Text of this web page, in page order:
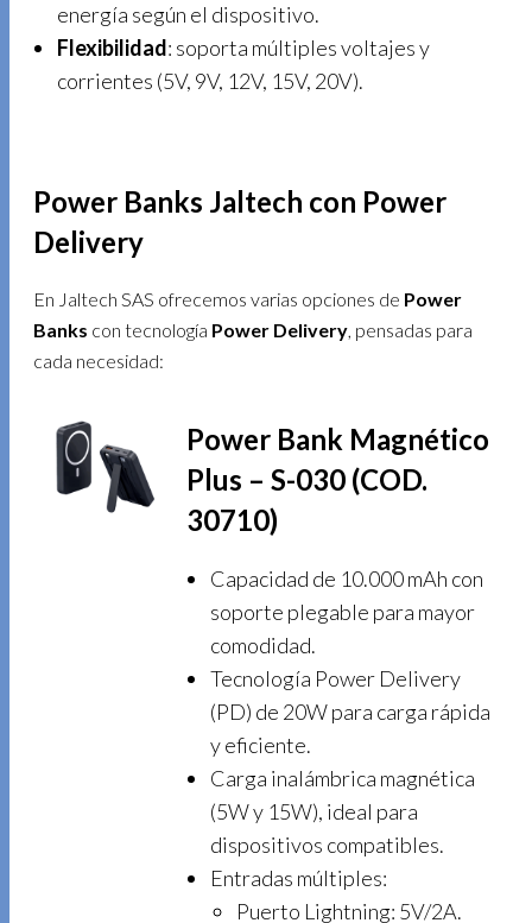
energía según el dispositivo.
Flexibilidad: soporta múltiples voltajes y
corrientes (5V, 9V, 12V, 15V, 20V).
Power Banks Jaltech con Power
Delivery
En Jaltech SAS ofrecemos varias opciones de Power
Banks con tecnología Power Delivery, pensadas para
cada necesidad:
Power Bank Magnético
Plus – S-030 (COD.
30710)
Capacidad de 10.000 mAh con
soporte plegable para mayor
comodidad.
Tecnología Power Delivery
(PD) de 20W para carga rápida
y eficiente.
Carga inalámbrica magnética
(5W y 15W), ideal para
dispositivos compatibles.
Entradas múltiples:
Puerto Lightning: 5V/2A.